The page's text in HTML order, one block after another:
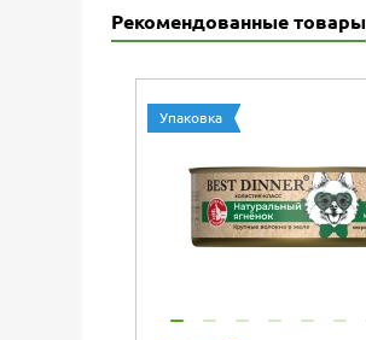
Рекомендованные товары
Упаковка